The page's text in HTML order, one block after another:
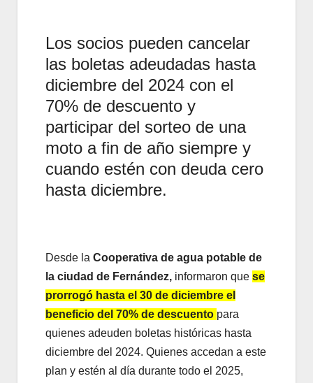
Los socios pueden cancelar
las boletas adeudadas hasta
diciembre del 2024 con el
70% de descuento y
participar del sorteo de una
moto a fin de año siempre y
cuando estén con deuda cero
hasta diciembre.
Desde la Cooperativa de agua potable de
la ciudad de Fernández, informaron que se
prorrogó hasta el 30 de diciembre el
beneficio del 70% de descuento para
quienes adeuden boletas históricas hasta
diciembre del 2024. Quienes accedan a este
plan y estén al día durante todo el 2025,